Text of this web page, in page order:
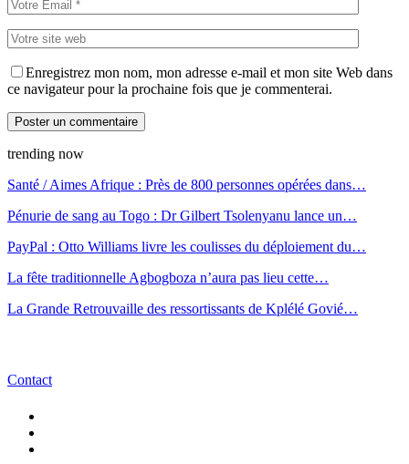
Enregistrez mon nom, mon adresse e-mail et mon site Web dans
ce navigateur pour la prochaine fois que je commenterai.
trending now
Santé / Aimes Afrique : Près de 800 personnes opérées dans…
Pénurie de sang au Togo : Dr Gilbert Tsolenyanu lance un…
PayPal : Otto Williams livre les coulisses du déploiement du…
La fête traditionnelle Agbogboza n’aura pas lieu cette…
La Grande Retrouvaille des ressortissants de Kplélé Govié…
Contact